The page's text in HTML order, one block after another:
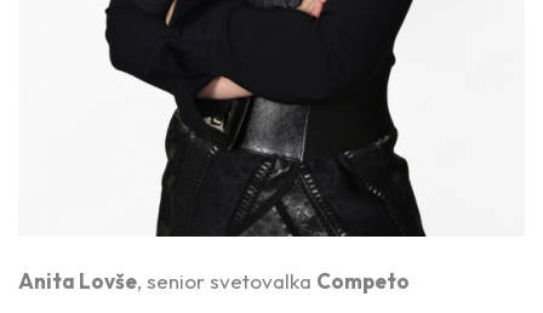
Anita Lovše, senior svetovalka Competo